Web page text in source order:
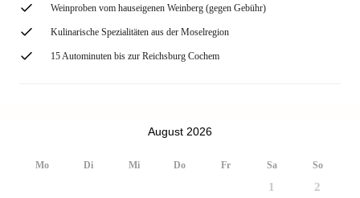
Weinproben vom hauseigenen Weinberg (gegen Gebühr)
Kulinarische Spezialitäten aus der Moselregion
15 Autominuten bis zur Reichsburg Cochem
August 2026
Mo Di Mi Do Fr Sa So
1 2